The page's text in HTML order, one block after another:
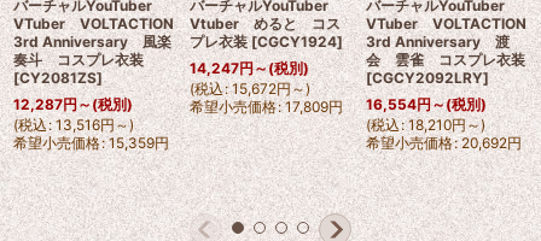
バーチャルYouTuber
VTuber VOLTACTION
3rd Anniversary 風楽
奏斗 コスプレ衣装
[CY2081ZS]
12,287円～(税別)
(税込: 13,516円～)
希望小売価格: 15,359円
バーチャルYouTuber
Vtuber めると コス
プレ衣装 [CGCY1924]
14,247円～(税別)
(税込: 15,672円～)
希望小売価格: 17,809円
バーチャルYouTuber
VTuber VOLTACTION
3rd Anniversary 渡
会 雲雀 コスプレ衣装
[CGCY2092LRY]
16,554円～(税別)
(税込: 18,210円～)
希望小売価格: 20,692円